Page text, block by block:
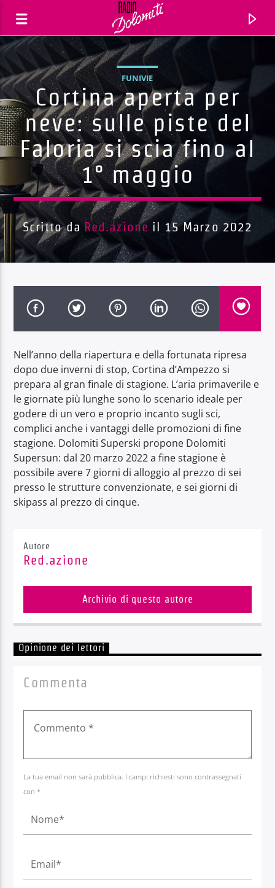
Traccia corrente
Titolo
Artista
Radio Dolomiti
FUNIVIE
Cortina aperta per
neve: sulle piste del
Faloria si scia fino al
1° maggio
Scritto da Red.azione il 15 Marzo 2022
Nell’anno della riapertura e della fortunata ripresa
dopo due inverni di stop, Cortina d’Ampezzo si
prepara al gran finale di stagione. L’aria primaverile e
le giornate più lunghe sono lo scenario ideale per
godere di un vero e proprio incanto sugli sci,
complici anche i vantaggi delle promozioni di fine
stagione. Dolomiti Superski propone Dolomiti
Supersun: dal 20 marzo 2022 a fine stagione è
possibile avere 7 giorni di alloggio al prezzo di sei
presso le strutture convenzionate, e sei giorni di
skipass al prezzo di cinque.
Autore
Red.azione
Archivio di questo autore
Opinione dei lettori
Commenta
La tua email non sarà pubblica. I campi richiesti sono contrassegnati
con *